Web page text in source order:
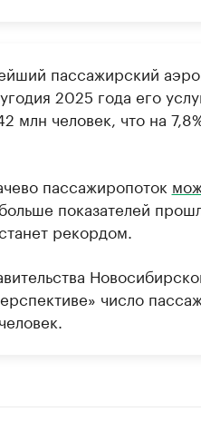
пассажирский
2025 года его
млн человек, что на
пассажиропоток
больше показателей
рекордом.
число